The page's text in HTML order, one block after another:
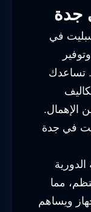
جدة
في
تساعدك
الإهمال.
في جدة
الدورية
مما
ويساهم